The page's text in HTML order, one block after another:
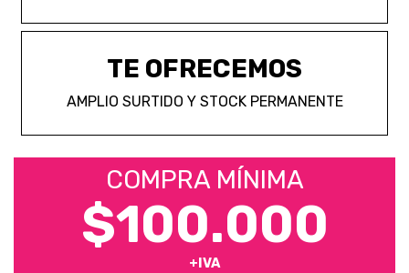
TE OFRECEMOS
AMPLIO SURTIDO Y STOCK PERMANENTE
COMPRA MÍNIMA
$100.000
+IVA